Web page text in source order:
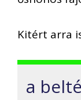
Kitért arra
a